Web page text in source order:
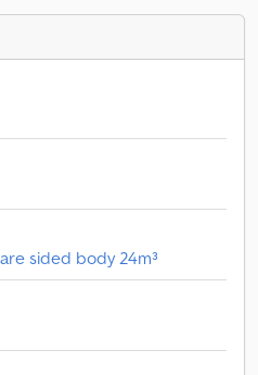
sided body 24m³